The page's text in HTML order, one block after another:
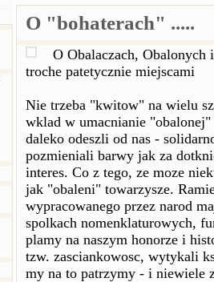
O "bohaterach" .....
O Obalaczach, Obalonych
troche patetycznie miejscami
Nie trzeba "kwitow" na wielu
wklad w umacnianie
daleko odeszli od nas -
pozmieniali barwy jak za
interes. Co z tego, ze moze
jak "obaleni" towarzysze.
wypracowanego przez narod
spolkach nomenklaturowych,
plamy na naszym honorze i
tzw. zasciankowosc, wytykali
my na to patrzymy - i niewiele